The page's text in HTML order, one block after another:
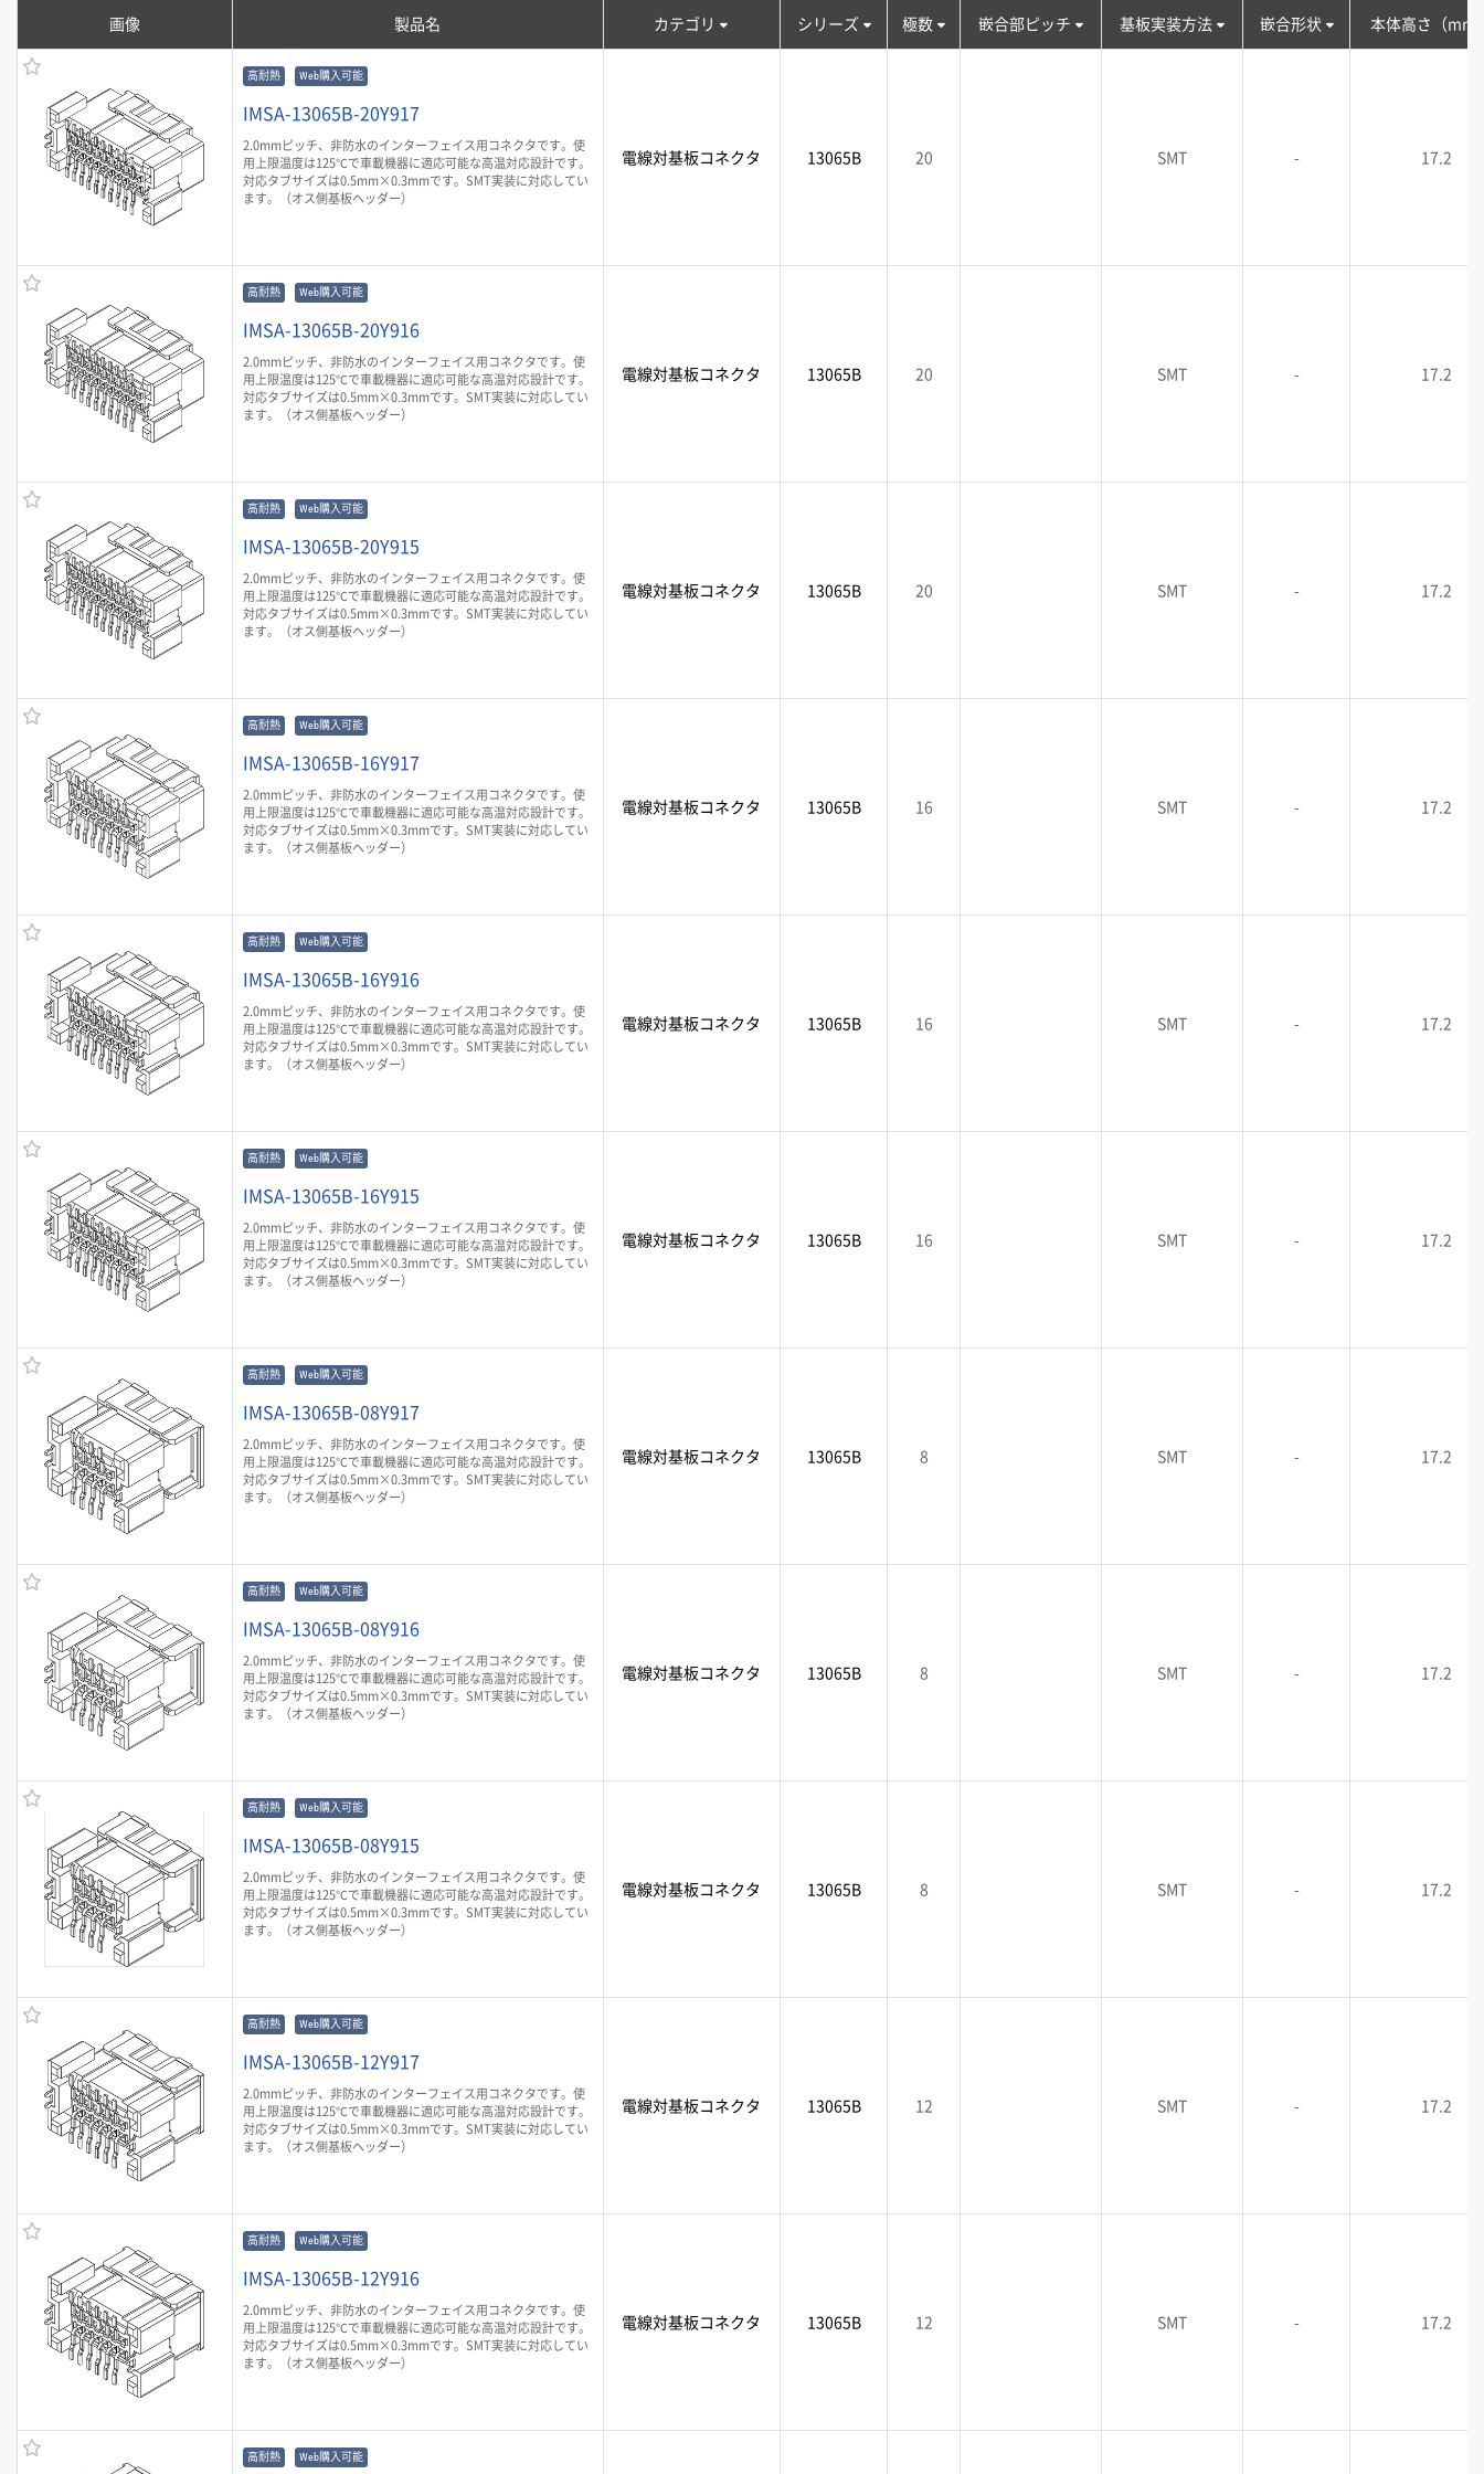
画像 製品名 カテゴリ シリーズ 極数 嵌合部ピッチ 基板実装方法 嵌合形状 本体高さ（mm
高耐熱 Web購入可能
IMSA-13065B-20Y917
2.0mmピッチ、非防水のインターフェイス用コネクタです。使
用上限温度は125℃で車載機器に適応可能な高温対応設計です。
対応タブサイズは0.5mm×0.3mmです。SMT実装に対応してい
ます。（オス側基板ヘッダー）
電線対基板コネクタ 13065B 20 SMT - 17.2
高耐熱 Web購入可能
IMSA-13065B-20Y916
2.0mmピッチ、非防水のインターフェイス用コネクタです。使
用上限温度は125℃で車載機器に適応可能な高温対応設計です。
対応タブサイズは0.5mm×0.3mmです。SMT実装に対応してい
ます。（オス側基板ヘッダー）
電線対基板コネクタ 13065B 20 SMT - 17.2
高耐熱 Web購入可能
IMSA-13065B-20Y915
2.0mmピッチ、非防水のインターフェイス用コネクタです。使
用上限温度は125℃で車載機器に適応可能な高温対応設計です。
対応タブサイズは0.5mm×0.3mmです。SMT実装に対応してい
ます。（オス側基板ヘッダー）
電線対基板コネクタ 13065B 20 SMT - 17.2
高耐熱 Web購入可能
IMSA-13065B-16Y917
2.0mmピッチ、非防水のインターフェイス用コネクタです。使
用上限温度は125℃で車載機器に適応可能な高温対応設計です。
対応タブサイズは0.5mm×0.3mmです。SMT実装に対応してい
ます。（オス側基板ヘッダー）
電線対基板コネクタ 13065B 16 SMT - 17.2
高耐熱 Web購入可能
IMSA-13065B-16Y916
2.0mmピッチ、非防水のインターフェイス用コネクタです。使
用上限温度は125℃で車載機器に適応可能な高温対応設計です。
対応タブサイズは0.5mm×0.3mmです。SMT実装に対応してい
ます。（オス側基板ヘッダー）
電線対基板コネクタ 13065B 16 SMT - 17.2
高耐熱 Web購入可能
IMSA-13065B-16Y915
2.0mmピッチ、非防水のインターフェイス用コネクタです。使
用上限温度は125℃で車載機器に適応可能な高温対応設計です。
対応タブサイズは0.5mm×0.3mmです。SMT実装に対応してい
ます。（オス側基板ヘッダー）
電線対基板コネクタ 13065B 16 SMT - 17.2
高耐熱 Web購入可能
IMSA-13065B-08Y917
2.0mmピッチ、非防水のインターフェイス用コネクタです。使
用上限温度は125℃で車載機器に適応可能な高温対応設計です。
対応タブサイズは0.5mm×0.3mmです。SMT実装に対応してい
ます。（オス側基板ヘッダー）
電線対基板コネクタ 13065B 8 SMT - 17.2
高耐熱 Web購入可能
IMSA-13065B-08Y916
2.0mmピッチ、非防水のインターフェイス用コネクタです。使
用上限温度は125℃で車載機器に適応可能な高温対応設計です。
対応タブサイズは0.5mm×0.3mmです。SMT実装に対応してい
ます。（オス側基板ヘッダー）
電線対基板コネクタ 13065B 8 SMT - 17.2
高耐熱 Web購入可能
IMSA-13065B-08Y915
2.0mmピッチ、非防水のインターフェイス用コネクタです。使
用上限温度は125℃で車載機器に適応可能な高温対応設計です。
対応タブサイズは0.5mm×0.3mmです。SMT実装に対応してい
ます。（オス側基板ヘッダー）
電線対基板コネクタ 13065B 8 SMT - 17.2
高耐熱 Web購入可能
IMSA-13065B-12Y917
2.0mmピッチ、非防水のインターフェイス用コネクタです。使
用上限温度は125℃で車載機器に適応可能な高温対応設計です。
対応タブサイズは0.5mm×0.3mmです。SMT実装に対応してい
ます。（オス側基板ヘッダー）
電線対基板コネクタ 13065B 12 SMT - 17.2
高耐熱 Web購入可能
IMSA-13065B-12Y916
2.0mmピッチ、非防水のインターフェイス用コネクタです。使
用上限温度は125℃で車載機器に適応可能な高温対応設計です。
対応タブサイズは0.5mm×0.3mmです。SMT実装に対応してい
ます。（オス側基板ヘッダー）
電線対基板コネクタ 13065B 12 SMT - 17.2
高耐熱 Web購入可能